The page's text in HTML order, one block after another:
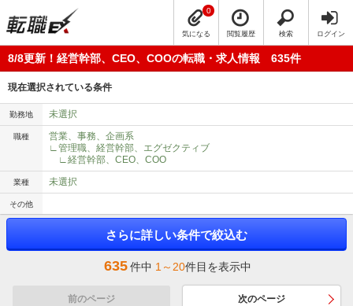
気になる
0
閲覧履歴 検索 ログイン
8/8更新！経営幹部、CEO、COOの転職・求人情報 635件
現在選択されている条件
勤務地 未選択
職種
営業、事務、企画系
∟管理職、経営幹部、エグゼクティブ
∟経営幹部、CEO、COO
業種 未選択
その他
さらに詳しい条件で絞込む
635件中 1～20件目を表示中
前のページ 次のページ